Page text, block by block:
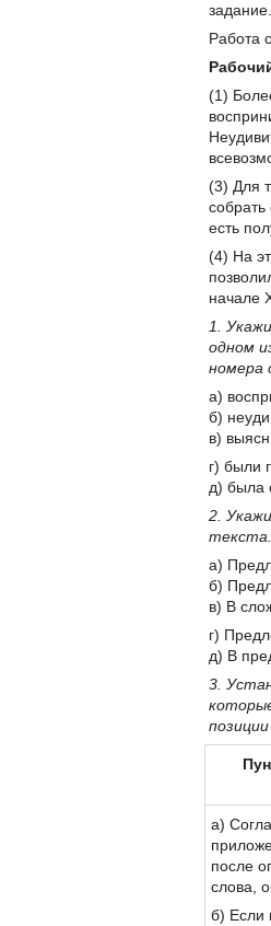
Работа
(1)
(3) Для
есть
(4) На
начале
1.
одном
номера
а)
б)
в)
г) были
д) была
2.
а)
б)
в) В
г)
д) В
3.
а)
после
слова,
б) Если